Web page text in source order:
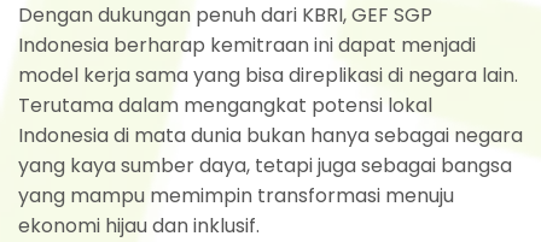
Dengan dukungan penuh dari KBRI, GEF SGP
Indonesia berharap kemitraan ini dapat menjadi
model kerja sama yang bisa direplikasi di negara lain.
Terutama dalam mengangkat potensi lokal
Indonesia di mata dunia bukan hanya sebagai negara
yang kaya sumber daya, tetapi juga sebagai bangsa
yang mampu memimpin transformasi menuju
ekonomi hijau dan inklusif.